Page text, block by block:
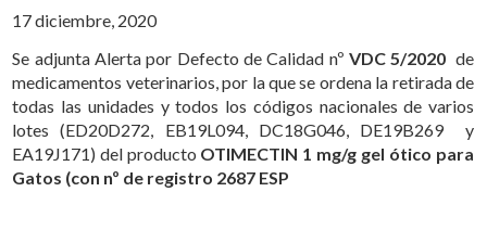
17 diciembre, 2020
Se adjunta Alerta por Defecto de Calidad nºVDC 5/2020 de
medicamentos veterinarios, por la que se ordena la retirada de
todas las unidades y todos los códigos nacionales de varios
lotes (ED20D272, EB19L094, DC18G046, DE19B269 y
EA19J171) del producto OTIMECTIN 1 mg/g gel ótico para
Gatos (con nº de registro 2687 ESP